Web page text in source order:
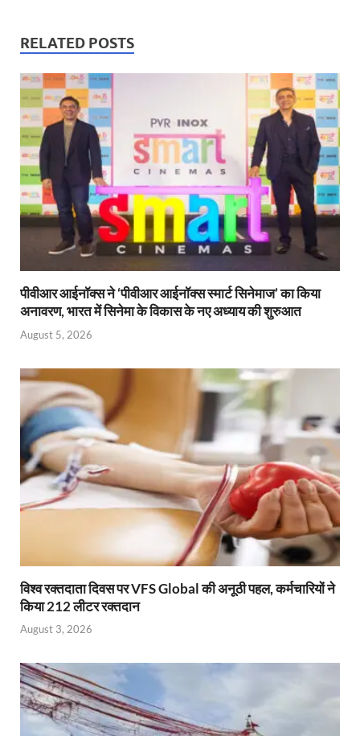
s
A
p
p
b
o
o
k
er
ie
dl
y
dI
RELATED POSTS
पीवीआर आईनॉक्स ने ‘पीवीआर आईनॉक्स स्मार्ट सिनेमाज’ का किया
अनावरण, भारत में सिनेमा के विकास के नए अध्याय की शुरुआत
August 5, 2026
विश्व रक्तदाता दिवस पर VFS Global की अनूठी पहल, कर्मचारियों ने
किया 212 लीटर रक्तदान
August 3, 2026